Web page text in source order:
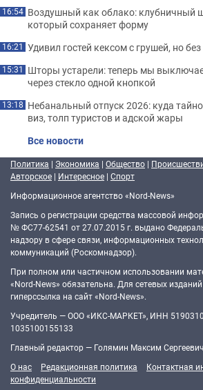
16:54 Воздушный как облако: клубничный
который сохраняет форму
16:21 Удивил гостей кексом с грушей, но
15:31 Шторы устарели: теперь мы
через стекло одной кнопкой
13:18 Небанальный отпуск 2026: куда
виз, толп туристов и адской жары
Все новости
Политика | Экономика | Общество |
Авторское | Интересное | Спорт
Информационное агентство «Nord-News»
Запись о регистрации средства массовой
№ ФС77-62541 от 27.07.2015 г. выдано
надзору в сфере связи, информационных
коммуникаций (Роскомнадзор).
При полном или частичном использовании
«Nord-News» обязательна. Для сетевых
гиперссылка на сайт «Nord-News».
Учредитель — ООО «ИКС-МАРКЕТ», ИНН
1035100155133
Главный редактор — Голямин Максим Сергеевич
О нас
Редакционная политика Контактная
конфиденциальности